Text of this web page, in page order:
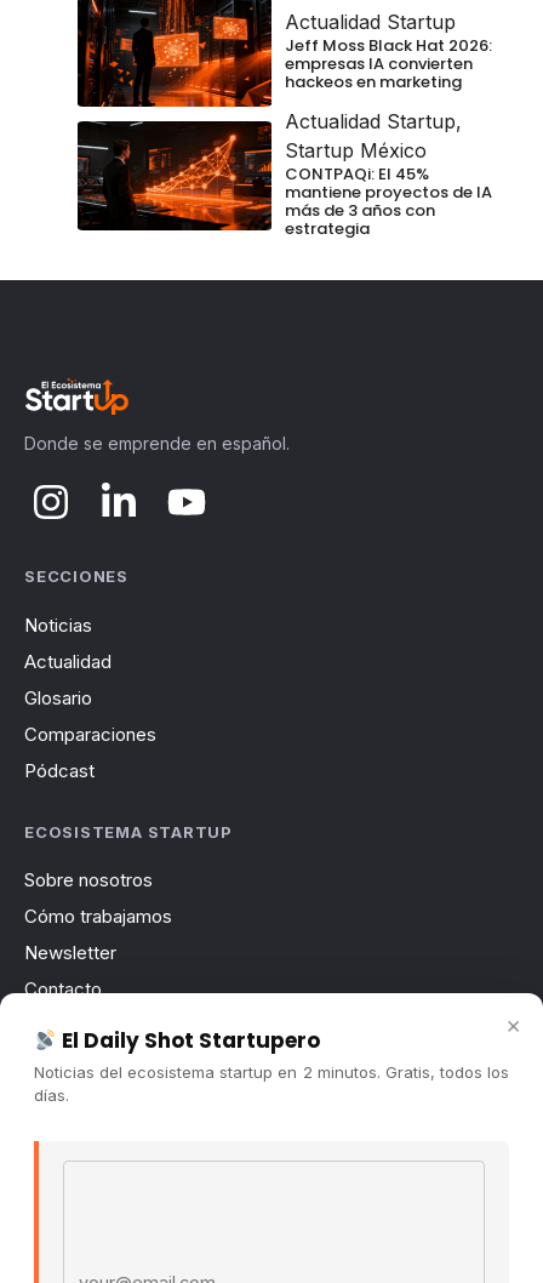
Actualidad Startup
Jeff Moss Black Hat 2026:
empresas IA convierten
hackeos en marketing
Actualidad Startup,
Startup México
CONTPAQi: El 45%
mantiene proyectos de IA
más de 3 años con
estrategia
Donde se emprende en español.
SECCIONES
Noticias
Actualidad
Glosario
Comparaciones
Pódcast
ECOSISTEMA STARTUP
Sobre nosotros
Cómo trabajamos
Newsletter
Contacto
Publicidad
Convocatorias
×
El Daily Shot Startupero
Noticias del ecosistema startup en 2 minutos. Gratis, todos los
días.